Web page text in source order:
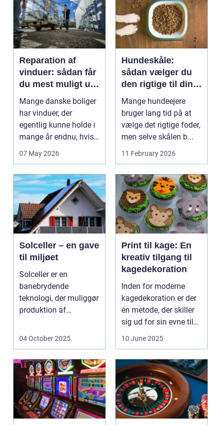
Reparation af
vinduer: sådan får
du mest muligt ud
af dine gamle
rammer
Mange danske boliger
har vinduer, der
egentlig kunne holde i
mange år endnu, hvis
de fik den r...
07 May 2026
Hundeskåle:
sådan vælger du
den rigtige til din
hund
Mange hundeejere
bruger lang tid på at
vælge det rigtige foder,
men selve skålen b...
11 February 2026
Solceller – en gave
til miljøet
Solceller er en
banebrydende
teknologi, der muliggør
produktion af
udnytt...
04 October 2025
Print til kage: En
kreativ tilgang til
kagedekoration
Inden for moderne
kagedekoration er der
én metode, der skiller
sig ud for sin evne til
at bri...
10 June 2025